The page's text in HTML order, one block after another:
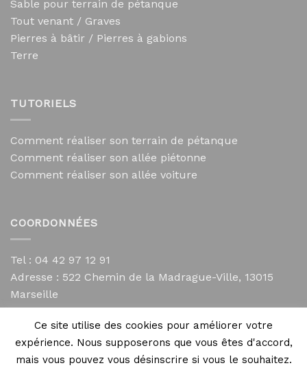
Sable pour terrain de pétanque
Tout venant / Graves
Pierres à bâtir / Pierres à gabions
Terre
TUTORIELS
Comment réaliser son terrain de pétanque
Comment réaliser son allée piétonne
Comment réaliser son allée voiture
COORDONNÉES
Tel : 04 42 97 12 91
Adresse : 522 Chemin de la Madrague-Ville, 13015
Marseille
contact@mycailloux.com
Mentions légales
Ce site utilise des cookies pour améliorer votre
expérience. Nous supposerons que vous êtes d'accord,
mais vous pouvez vous désinscrire si vous le souhaitez.